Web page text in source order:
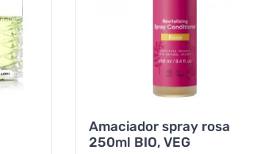
Amaciador spray rosa
250ml BIO, VEG